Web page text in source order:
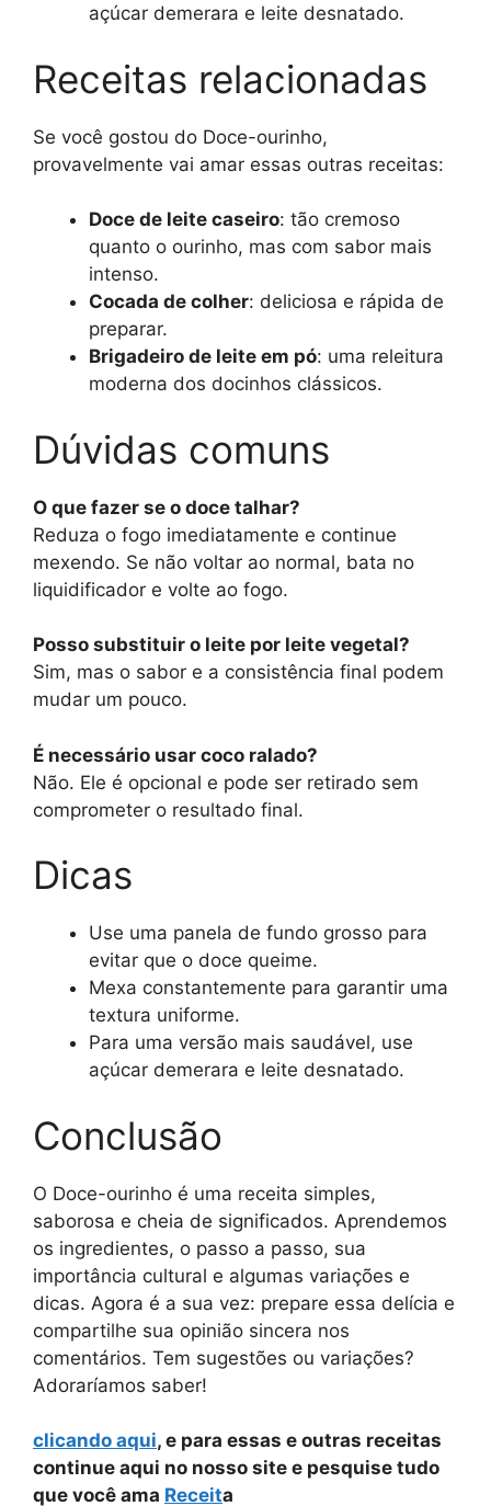
açúcar demerara e leite desnatado.
Receitas relacionadas
Se você gostou do Doce-ourinho,
provavelmente vai amar essas outras receitas:
Doce de leite caseiro: tão cremoso
quanto o ourinho, mas com sabor mais
intenso.
Cocada de colher: deliciosa e rápida de
preparar.
Brigadeiro de leite em pó: uma releitura
moderna dos docinhos clássicos.
Dúvidas comuns
O que fazer se o doce talhar?
Reduza o fogo imediatamente e continue
mexendo. Se não voltar ao normal, bata no
liquidificador e volte ao fogo.
Posso substituir o leite por leite vegetal?
Sim, mas o sabor e a consistência final podem
mudar um pouco.
É necessário usar coco ralado?
Não. Ele é opcional e pode ser retirado sem
comprometer o resultado final.
Dicas
Use uma panela de fundo grosso para
evitar que o doce queime.
Mexa constantemente para garantir uma
textura uniforme.
Para uma versão mais saudável, use
açúcar demerara e leite desnatado.
Conclusão
O Doce-ourinho é uma receita simples,
saborosa e cheia de significados. Aprendemos
os ingredientes, o passo a passo, sua
importância cultural e algumas variações e
dicas. Agora é a sua vez: prepare essa delícia e
compartilhe sua opinião sincera nos
comentários. Tem sugestões ou variações?
Adoraríamos saber!
clicando aqui, e para essas e outras receitas
continue aqui no nosso site e pesquise tudo
que você ama Receita